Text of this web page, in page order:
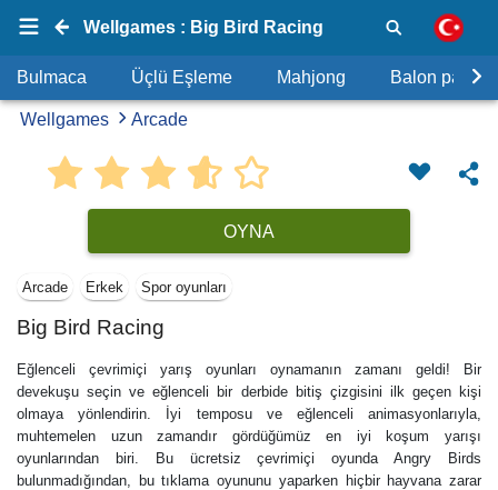
Wellgames : Big Bird Racing
Bulmaca Üçlü Eşleme Mahjong Balon
Wellgames Arcade
OYNA
Arcade Erkek Spor oyunları
Big Bird Racing
Eğlenceli çevrimiçi yarış oyunları oynamanın zamanı geldi! Bir
devekuşu seçin ve eğlenceli bir derbide bitiş çizgisini ilk geçen kişi
olmaya yönlendirin. İyi temposu ve eğlenceli animasyonlarıyla,
muhtemelen uzun zamandır gördüğümüz en iyi koşum yarışı
oyunlarından biri. Bu ücretsiz çevrimiçi oyunda Angry Birds
bulunmadığından, bu tıklama oyununu yaparken hiçbir hayvana zarar